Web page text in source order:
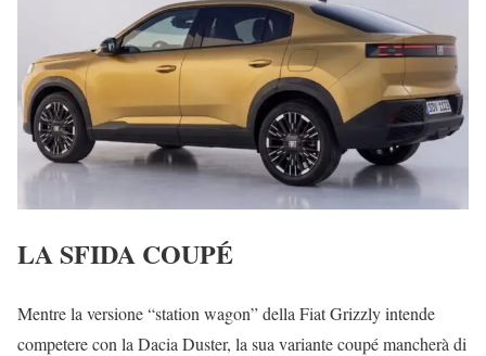
LA SFIDA COUPÉ
Mentre la versione “station wagon” della Fiat Grizzly intende
competere con la Dacia Duster, la sua variante coupé mancherà di